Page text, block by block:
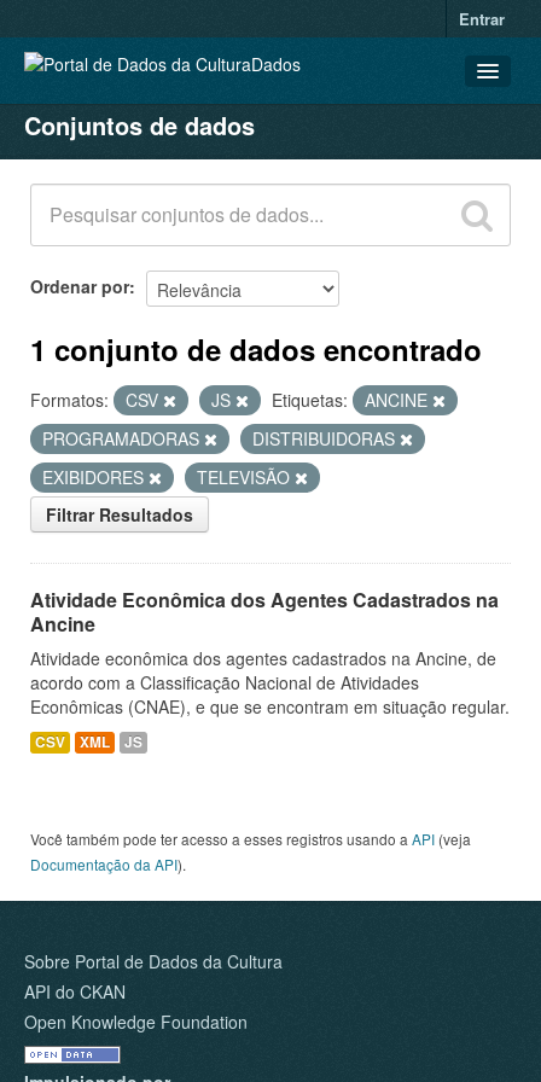
Entrar
CONJUNTOS DE DADOS
ORGANIZAÇÕES
GRUPOS
SOBRE
Conjuntos de dados
Ordenar por
1 conjunto de dados encontrado
Formatos: CSV JS Etiquetas:
ANCINE
PROGRAMADORAS
DISTRIBUIDORAS
EXIBIDORES
TELEVISÃO
Filtrar Resultados
Atividade Econômica dos Agentes Cadastrados na
Ancine
Atividade econômica dos agentes cadastrados na Ancine, de
acordo com a Classificação Nacional de Atividades
Econômicas (CNAE), e que se encontram em situação regular.
CSV XML JS
Você também pode ter acesso a esses registros usando a API (veja
Documentação da API).
Sobre Portal de Dados da Cultura
API do CKAN
Open Knowledge Foundation